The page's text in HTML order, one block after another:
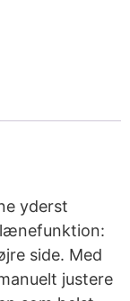
yderst
side. Med
justere